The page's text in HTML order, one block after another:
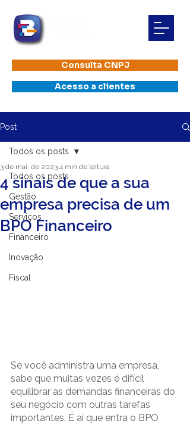
Consulta CNPJ
Acesso a clientes
Post
Todos os posts
Gestão
Serviços
Financeiro
Inovação
Fiscal
Todos os posts
4 sinais de que a sua
empresa precisa de um
BPO Financeiro
3 de mai. de 2023 4 min de leitura
Se você administra uma empresa,
sabe que muitas vezes é difícil
equilibrar as demandas financeiras do
seu negócio com outras tarefas
importantes. É aí que entra o BPO